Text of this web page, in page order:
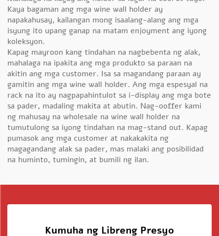
Kaya bagaman ang mga wine wall holder ay
napakahusay, kailangan mong isaalang-alang ang mga
isyung ito upang ganap na matam enjoyment ang iyong
koleksyon.
Kapag mayroon kang tindahan na nagbebenta ng alak,
mahalaga na ipakita ang mga produkto sa paraan na
akitin ang mga customer. Isa sa magandang paraan ay
gamitin ang mga wine wall holder. Ang mga espesyal na
rack na ito ay nagpapahintulot sa i-display ang mga bote
sa pader, madaling makita at abutin. Nag-ooffer kami
ng mahusay na wholesale na wine wall holder na
tumutulong sa iyong tindahan na mag-stand out. Kapag
pumasok ang mga customer at nakakakita ng
magagandang alak sa pader, mas malaki ang posibilidad
na huminto, tumingin, at bumili ng ilan.
Kumuha ng Libreng Presyo